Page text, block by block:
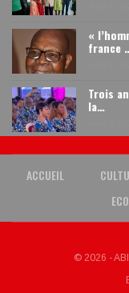
«
france
Trois
la…
ACCUEIL
© 2026 -